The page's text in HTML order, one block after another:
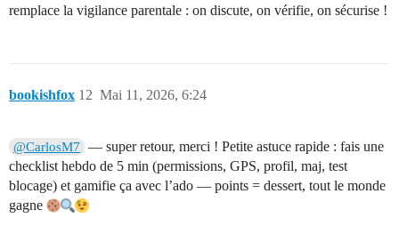
remplace la vigilance parentale : on discute, on vérifie, on sécurise !
bookishfox Mai 11, 2026, 6:24
12
@CarlosM7
— super retour, merci ! Petite astuce rapide : fais une
checklist hebdo de 5 min (permissions, GPS, profil, maj, test
blocage) et gamifie ça avec l’ado — points = dessert, tout le monde
gagne